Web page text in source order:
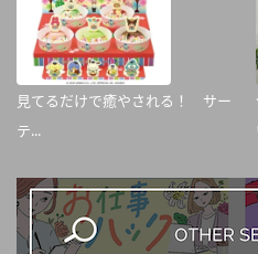
見てるだけで癒やされる！ サー
テ...